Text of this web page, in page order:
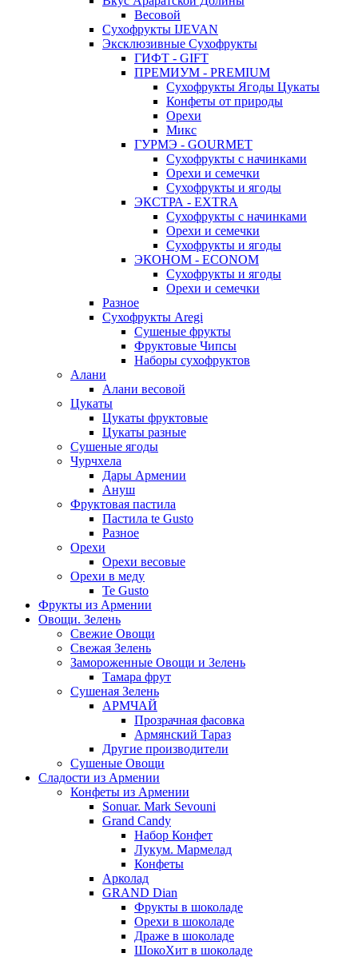
Весовой
Сухофрукты IJEVAN
Эксклюзивные Сухофрукты
ГИФТ - GIFT
ПРЕМИУМ - PREMIUM
Сухофрукты Ягоды Цукаты
Конфеты от природы
Орехи
Микс
ГУРМЭ - GOURMET
Сухофрукты с начинками
Орехи и семечки
Сухофрукты и ягоды
ЭКСТРА - EXTRA
Сухофрукты с начинками
Орехи и семечки
Сухофрукты и ягоды
ЭКОНОМ - ECONOM
Сухофрукты и ягоды
Орехи и семечки
Разное
Сухофрукты Aregi
Сушеные фрукты
Фруктовые Чипсы
Наборы сухофруктов
Алани
Алани весовой
Цукаты
Цукаты фруктовые
Цукаты разные
Сушеные ягоды
Чурчхела
Дары Армении
Ануш
Фруктовая пастила
Пастила te Gusto
Разное
Орехи
Орехи весовые
Орехи в меду
Te Gusto
Фрукты из Армении
Овощи. Зелень
Свежие Овощи
Свежая Зелень
Замороженные Овощи и Зелень
Тамара фрут
Сушеная Зелень
АРМЧАЙ
Прозрачная фасовка
Армянский Тараз
Другие производители
Сушеные Овощи
Сладости из Армении
Конфеты из Армении
Sonuar. Mark Sevouni
Grand Candy
Набор Конфет
Лукум. Мармелад
Конфеты
Арколад
GRAND Dian
Фрукты в шоколаде
Орехи в шоколаде
Драже в шоколаде
ШокоХит в шоколаде